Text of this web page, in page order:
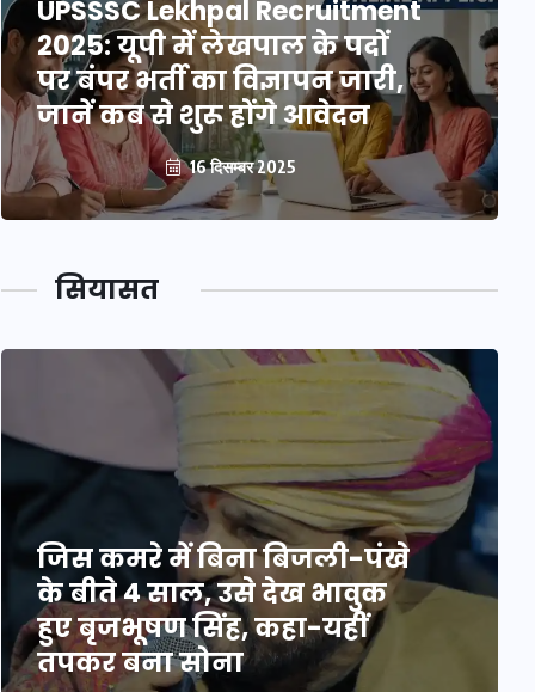
UPSSSC Lekhpal Recruitment
2025: यूपी में लेखपाल के पदों
पर बंपर भर्ती का विज्ञापन जारी,
जानें कब से शुरू होंगे आवेदन
16 दिसम्बर 2025
सियासत
जिस कमरे में बिना बिजली-पंखे
के बीते 4 साल, उसे देख भावुक
हुए बृजभूषण सिंह, कहा-यहीं
तपकर बना सोना